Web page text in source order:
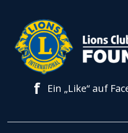
f Ein „Like“ auf